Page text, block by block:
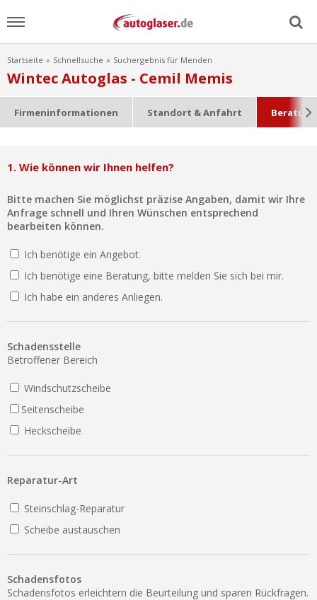
Menu
Home
Ratgeber
Scheibensuche
FAQ
Lexikon
Ist Ihre Werkstatt schon dabei?
Startseite Schnellsuche Suchergebnis für Menden
Wintec Autoglas - Cemil Memis
Firmeninformationen Standort & Anfahrt
1. Wie können wir Ihnen helfen?
Bitte machen Sie möglichst präzise Angaben, damit wir Ihre
Anfrage schnell und Ihren Wünschen entsprechend
bearbeiten können.
Ich benötige ein Angebot.
Ich benötige eine Beratung, bitte melden Sie sich bei mir.
Ich habe ein anderes Anliegen.
Schadensstelle
Betroffener Bereich
Windschutzscheibe
Seitenscheibe
Heckscheibe
Reparatur-Art
Steinschlag-Reparatur
Scheibe austauschen
Schadensfotos
Schadensfotos erleichtern die Beurteilung und sparen Rückfragen.